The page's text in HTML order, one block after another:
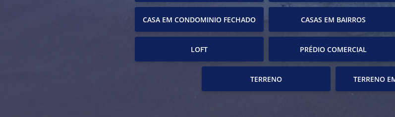
CASA EM CONDOMINIO FECHADO CASAS EM BAIRROS
LOFT PRÉDIO COMERCIAL
TERRENO TERRENO